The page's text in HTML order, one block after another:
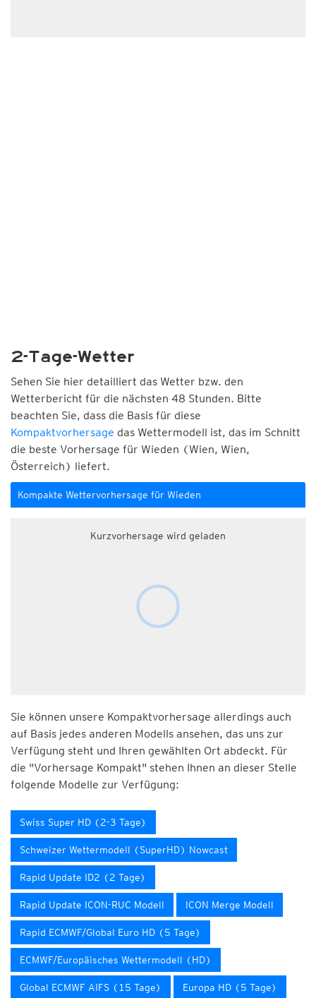
2-Tage-Wetter
Sehen Sie hier detailliert das Wetter bzw. den
Wetterbericht für die nächsten 48 Stunden. Bitte
beachten Sie, dass die Basis für diese
Kompaktvorhersage das Wettermodell ist, das im Schnitt
die beste Vorhersage für Wieden (Wien, Wien,
Österreich) liefert.
Kompakte Wettervorhersage für Wieden
Kurzvorhersage wird geladen
Sie können unsere Kompaktvorhersage allerdings auch
auf Basis jedes anderen Modells ansehen, das uns zur
Verfügung steht und Ihren gewählten Ort abdeckt. Für
die "Vorhersage Kompakt" stehen Ihnen an dieser Stelle
folgende Modelle zur Verfügung:
Swiss Super HD (2-3 Tage)
Schweizer Wettermodell (SuperHD) Nowcast
Rapid Update ID2 (2 Tage)
Rapid Update ICON-RUC Modell ICON Merge Modell
Rapid ECMWF/Global Euro HD (5 Tage)
ECMWF/Europäisches Wettermodell (HD)
Global ECMWF AIFS (15 Tage) Europa HD (5 Tage)